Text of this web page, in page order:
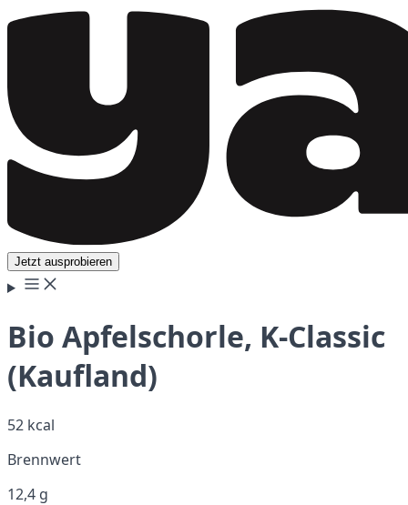
Jetzt ausprobieren
Bio Apfelschorle, K-Classic
(Kaufland)
52 kcal
Brennwert
12,4 g